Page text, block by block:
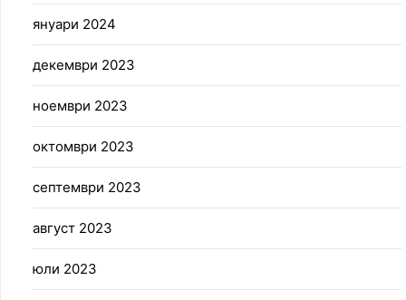
януари 2024
декември 2023
ноември 2023
октомври 2023
септември 2023
август 2023
юли 2023